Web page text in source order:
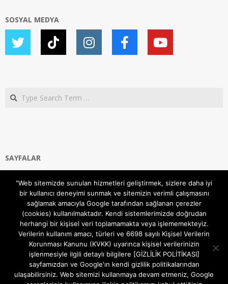
SOSYAL MEDYA
Search
SAYFALAR
Gizlilik ve Çerezler (Cookies) Politikası
Hakkımızda
İletişim Kanalları
MODEM KURULUM
TEKNİK DESTEK
TELEVİZYON SİSTEMLERİ
"Web sitemizde sunulan hizmetleri geliştirmek, sizlere daha iyi
bir kullanıcı deneyimi sunmak ve sitemizin verimli çalışmasını
sağlamak amacıyla Google tarafından sağlanan çerezler
(cookies) kullanılmaktadır. Kendi sistemlerimizde doğrudan
herhangi bir kişisel veri toplamamakta veya işlememekteyiz.
Verilerin kullanım amacı, türleri ve 6698 sayılı Kişisel Verilerin
Korunması Kanunu (KVKK) uyarınca kişisel verilerinizin
işlenmesiyle ilgili detaylı bilgilere [GİZLİLİK POLİTİKASI]
sayfamızdan ve Google'ın kendi gizlilik politikalarından
ulaşabilirsiniz. Web sitemizi kullanmaya devam etmeniz, Google